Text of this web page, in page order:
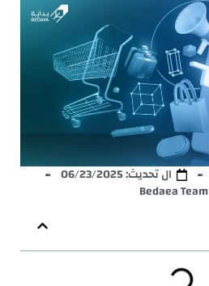
ال تحديث: 06/23/2025
Bedaea Team